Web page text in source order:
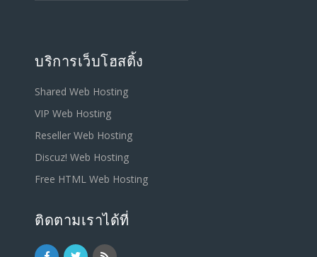
บริการเว็บโฮสติ้ง
Shared Web Hosting
VIP Web Hosting
Reseller Web Hosting
Discuz! Web Hosting
Free HTML Web Hosting
ติดตามเราได้ที่